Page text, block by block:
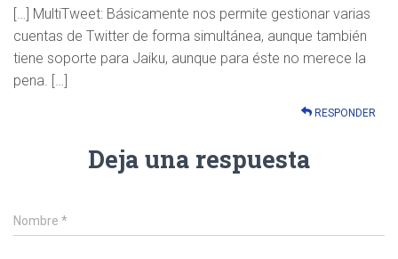
[…] MultiTweet: Básicamente nos permite gestionar varias
cuentas de Twitter de forma simultánea, aunque también
tiene soporte para Jaiku, aunque para éste no merece la
pena. […]
RESPONDER
Deja una respuesta
Nombre *